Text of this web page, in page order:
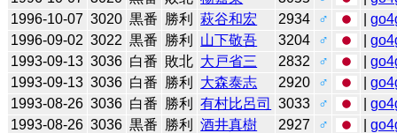
1996-10-07 3020 黒番 勝利 萩谷和宏 2934 ♂ |
1996-09-02 3022 黒番 勝利 山下敬吾 3204 ♂ |
1993-09-13 3036 白番 敗北 大戸省三 2832 ♂ |
1993-09-13 3036 白番 勝利 大森泰志 2920 ♂ |
1993-08-26 3036 白番 勝利 有村比呂司 3033 ♂ |
1993-08-26 3036 黒番 勝利 酒井真樹 2927 ♂ |